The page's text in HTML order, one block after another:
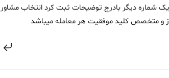
یک شماره دیگر بادرج توضیحات ثبت کرد انتخاب مشاور
و متخصص کلید موفقیت هر معامله میباشد